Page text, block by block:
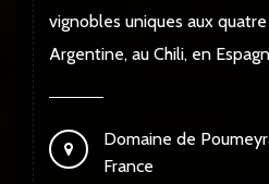
vignobles uniques aux
Argentine, au Chili, en
Domaine de
France